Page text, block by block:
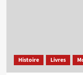
Histoire Livres